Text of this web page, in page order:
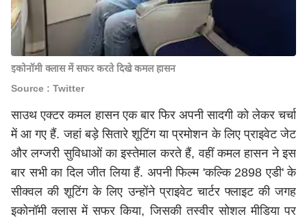
इकोनॉमी क्लास में सफर करते दिखे कमल हासन
Source : Twitter
साउथ एक्टर कमल हासन एक बार फिर अपनी सादगी को लेकर चर्चा
में आ गए हैं. जहां बड़े सितारे शूटिंग या प्रमोशन के लिए प्राइवेट जेट
और लग्जरी सुविधाओं का इस्तेमाल करते हैं, वहीं कमल हासन ने इस
बार सभी का दिल जीत लिया हैं. अपनी फिल्म 'कल्कि 2898 एडी' के
सीक्वल की शूटिंग के लिए उन्होंने प्राइवेट चार्टर फ्लाइट की जगह
इकोनॉमी क्लास में सफर किया, जिसकी तस्वीर सोशल मीडिया पर